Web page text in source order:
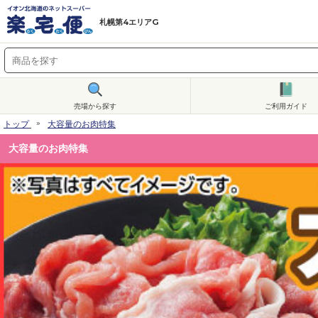
札幌第4エリアG
売場から探す ご利用ガイド
トップ 大容量のお肉特集
大容量のお肉特集